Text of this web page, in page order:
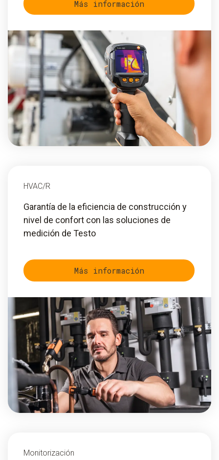
Más información
HVAC/R
Garantía de la eficiencia de construcción y
nivel de confort con las soluciones de
medición de Testo
Más información
Monitorización